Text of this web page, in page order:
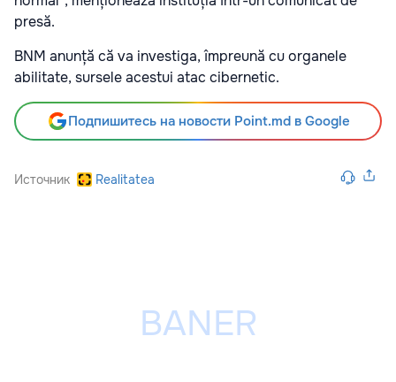
presă.
BNM anunță că va investiga, împreună cu organele
abilitate, sursele acestui atac cibernetic.
Подпишитесь на новости Point.md в Google
Источник Realitatea